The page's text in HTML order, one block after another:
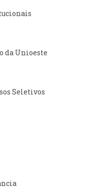
da Unioeste
Seletivos